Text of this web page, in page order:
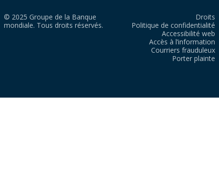
© 2025 Groupe de la Banque
mondiale. Tous droits réservés.
Droits
Politique de confidentialité
Accessibilité web
Accès à l’information
Courriers frauduleux
Porter plainte